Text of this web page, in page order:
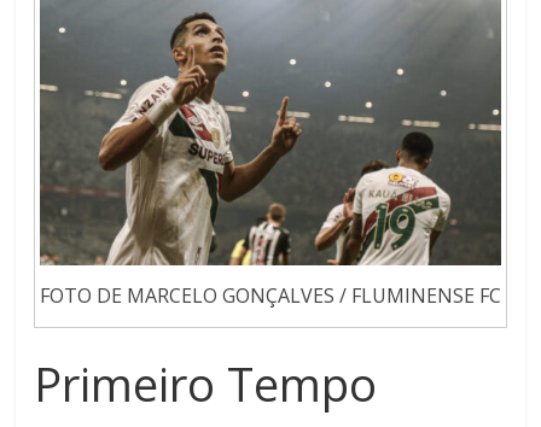
FOTO DE MARCELO GONÇALVES / FLUMINENSE FC
Primeiro Tempo